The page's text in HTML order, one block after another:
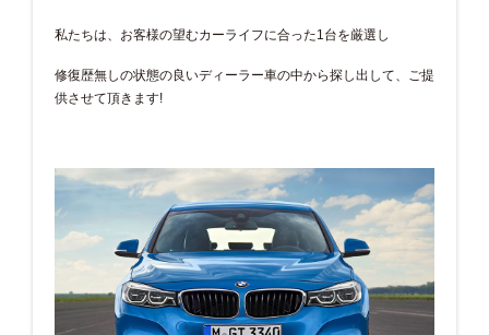
私たちは、お客様の望むカーライフに合った1台を厳選し
修復歴無しの状態の良いディーラー車の中から探し出して、ご提
供させて頂きます!